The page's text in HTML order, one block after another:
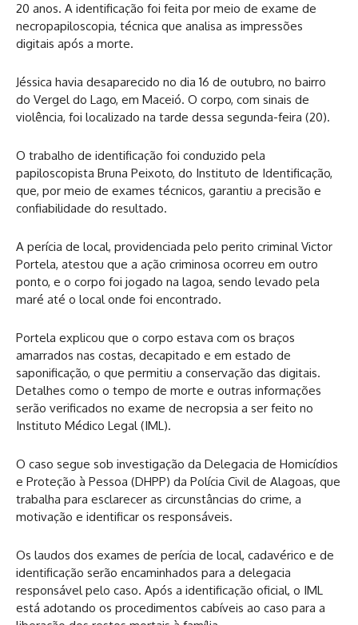
20 anos. A identificação foi feita por meio de exame de
necropapiloscopia, técnica que analisa as impressões
digitais após a morte.
Jéssica havia desaparecido no dia 16 de outubro, no bairro
do Vergel do Lago, em Maceió. O corpo, com sinais de
violência, foi localizado na tarde dessa segunda-feira (20).
O trabalho de identificação foi conduzido pela
papiloscopista Bruna Peixoto, do Instituto de Identificação,
que, por meio de exames técnicos, garantiu a precisão e
confiabilidade do resultado.
A perícia de local, providenciada pelo perito criminal Victor
Portela, atestou que a ação criminosa ocorreu em outro
ponto, e o corpo foi jogado na lagoa, sendo levado pela
maré até o local onde foi encontrado.
Portela explicou que o corpo estava com os braços
amarrados nas costas, decapitado e em estado de
saponificação, o que permitiu a conservação das digitais.
Detalhes como o tempo de morte e outras informações
serão verificados no exame de necropsia a ser feito no
Instituto Médico Legal (IML).
O caso segue sob investigação da Delegacia de Homicídios
e Proteção à Pessoa (DHPP) da Polícia Civil de Alagoas, que
trabalha para esclarecer as circunstâncias do crime, a
motivação e identificar os responsáveis.
Os laudos dos exames de perícia de local, cadavérico e de
identificação serão encaminhados para a delegacia
responsável pelo caso. Após a identificação oficial, o IML
está adotando os procedimentos cabíveis ao caso para a